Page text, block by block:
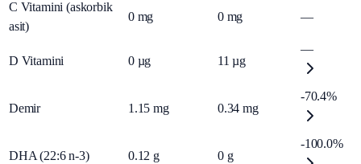
C Vitamini (askorbik
asit)
0 mg 0 mg —
D Vitamini 0 µg 11 µg
—
Demir 1.15 mg 0.34 mg
-70.4%
DHA (22:6 n-3) 0.12 g 0 g
-100.0%